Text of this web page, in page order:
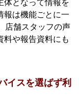
体となって情報を
報は機能ごとに一
店舗スタッフの声
料や報告資料にも
イスを選ばず利